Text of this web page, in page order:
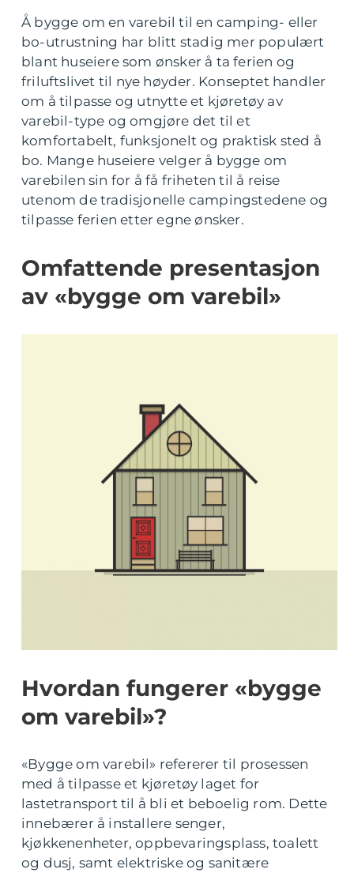
Å bygge om en varebil til en camping- eller
bo-utrustning har blitt stadig mer populært
blant huseiere som ønsker å ta ferien og
friluftslivet til nye høyder. Konseptet handler
om å tilpasse og utnytte et kjøretøy av
varebil-type og omgjøre det til et
komfortabelt, funksjonelt og praktisk sted å
bo. Mange huseiere velger å bygge om
varebilen sin for å få friheten til å reise
utenom de tradisjonelle campingstedene og
tilpasse ferien etter egne ønsker.
Omfattende presentasjon
av «bygge om varebil»
Hvordan fungerer «bygge
om varebil»?
«Bygge om varebil» refererer til prosessen
med å tilpasse et kjøretøy laget for
lastetransport til å bli et beboelig rom. Dette
innebærer å installere senger,
kjøkkenenheter, oppbevaringsplass, toalett
og dusj, samt elektriske og sanitære